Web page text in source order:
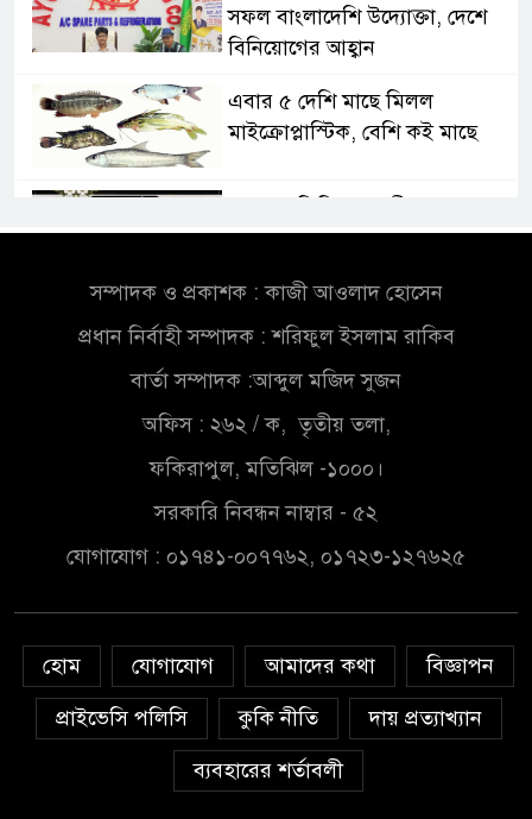
সফল বাংলাদেশি উদ্যোক্তা, দেশে
বিনিয়োগের আহ্বান
এবার ৫ দেশি মাছে মিলল
মাইক্রোপ্লাস্টিক, বেশি কই মাছে
খালেকের ইন্তেকাল
অগ্রযাত্রায় নতুন অধ্যায়
বাংলাদেশে বর্তমানে স্থিতিশীল
এখনই উপযুক্ত সময়
সরকার,প্রবাসীদের বিনিয়োগের
চাঁদপুরে মাটির নিচে গাঁজার ড্রাম,
মাদক কারবারি আটক
লুটপাট ও পাচারমুখী বাজেট
সংশোধনের দাবিতে ফরিদগঞ্জে
সম্পাদক ও প্রকাশক : কাজী আওলাদ হোসেন
প্রধান নির্বাহী সম্পাদক : শরিফুল ইসলাম রাকিব
বার্তা সম্পাদক :আব্দুল মজিদ সুজন
অফিস : ২৬২ / ক, তৃতীয় তলা,
ফকিরাপুল, মতিঝিল -১০০০।
সরকারি নিবন্ধন নাম্বার - ৫২
যোগাযোগ : ০১৭৪১-০০৭৭৬২, ০১৭২৩-১২৭৬২৫
হোম যোগাযোগ আমাদের কথা
বিজ্ঞাপন
প্রাইভেসি পলিসি
কুকি নীতি
দায় প্রত্যাখ্যান
ব্যবহারের শর্তাবলী